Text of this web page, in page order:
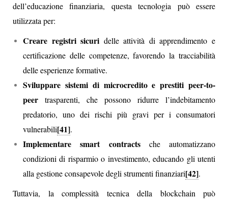
dell’educazione finanziaria, questa tecnologia può essere
utilizzata per:
Creare registri sicuri delle attività di apprendimento e
certificazione delle competenze, favorendo la tracciabilità
delle esperienze formative.
Sviluppare sistemi di microcredito e prestiti peer-to-
peer trasparenti, che possono ridurre l’indebitamento
predatorio, uno dei rischi più gravi per i consumatori
vulnerabili[41].
Implementare smart contractsche automatizzano
condizioni di risparmio o investimento, educando gli utenti
alla gestione consapevole degli strumenti finanziari[42].
Tuttavia, la complessità tecnica della blockchain può